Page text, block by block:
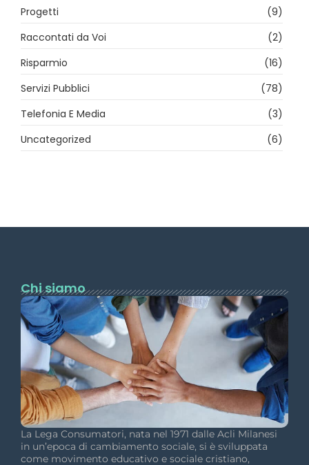
Progetti
(9)
Raccontati da Voi
(2)
Risparmio
(16)
Servizi Pubblici
(78)
Telefonia E Media
(3)
Uncategorized
(6)
Chi siamo
La Lega Consumatori, nata nel 1971 dalle Acli Milanesi
in un’epoca di cambiamento sociale, si è sviluppata
come movimento educativo e sociale cristiano,